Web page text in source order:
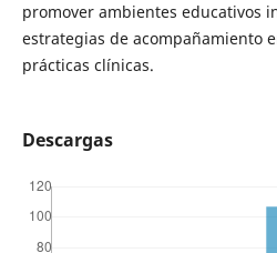
promover ambientes educativos
estrategias de acompañamiento
prácticas clínicas.
Descargas